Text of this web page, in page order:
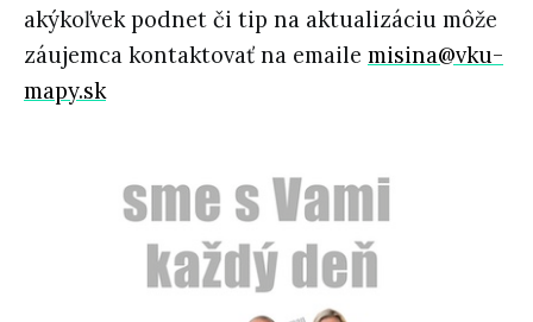
akýkoľvek podnet či tip na aktualizáciu môže
záujemca kontaktovať na emaile misina@vku-
mapy.sk